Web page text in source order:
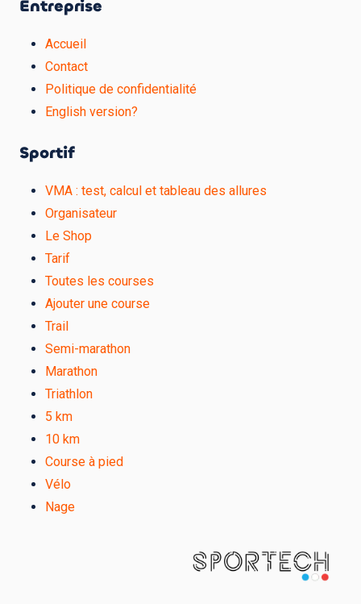
Entreprise
Accueil
Contact
Politique de confidentialité
English version?
Sportif
VMA : test, calcul et tableau des allures
Organisateur
Le Shop
Tarif
Toutes les courses
Ajouter une course
Trail
Semi-marathon
Marathon
Triathlon
5 km
10 km
Course à pied
Vélo
Nage